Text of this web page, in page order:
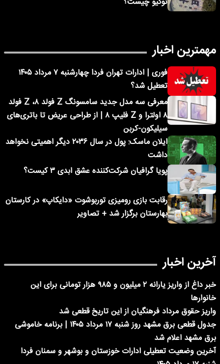
مهمترین اخبار
فوری | ادارات تهران فردا چهارشنبه ۷ مرداد ۱۴۰۵
تعطیل شد؟
معرفی سه مدل جدید سامسونگ Z فولد ۸، Z فولد
۸ اولترا و Z فلیپ ۸ | از طراحی عریض تا باتری‌های
سیلیکون-کربن
ایلان ماسک: پول در سال ۲۰۳۶ دیگر اهمیتی نخواهد
داشت
پویا گرافیان شرکت‌کننده عشق ابدی ۳ کیست؟
رقابت بازی رومیزی توربوشوت «دایکاپ» در کارستان
بهارستان برگزار شد + تصاویر
آخرین اخبار
خبر داغ از واریز یارانه ۲ میلیون و ۹۸۵ هزار تومانی برای این
خانوارها
واریز حقوق مرداد فرهنگیان از این تاریخ قطعی شد
جدول قطعی برق مشهد روز شنبه ۱۷ مرداد ۱۴۰۵ | برنامه خاموشی
برق مشهد اعلام شد
آخرین وضعیت تعطیلی ادارات خوزستان و بوشهر و سمنان فردا